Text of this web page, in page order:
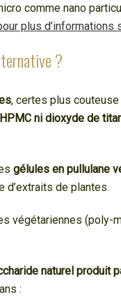
comme nano
plus d’informations
?
, certes plus
ni dioxyde de
gélules en pullulane
d’extraits de plantes.
végétariennes (poly-
naturel produit
: